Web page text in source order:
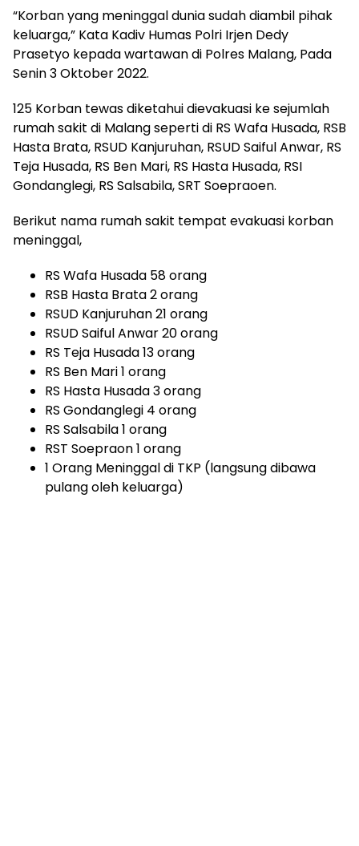
“Korban yang meninggal dunia sudah diambil pihak
keluarga,” Kata Kadiv Humas Polri Irjen Dedy
Prasetyo kepada wartawan di Polres Malang, Pada
Senin 3 Oktober 2022.
125 Korban tewas diketahui dievakuasi ke sejumlah
rumah sakit di Malang seperti di RS Wafa Husada, RSB
Hasta Brata, RSUD Kanjuruhan, RSUD Saiful Anwar, RS
Teja Husada, RS Ben Mari, RS Hasta Husada, RSI
Gondanglegi, RS Salsabila, SRT Soepraoen.
Berikut nama rumah sakit tempat evakuasi korban
meninggal,
RS Wafa Husada 58 orang
RSB Hasta Brata 2 orang
RSUD Kanjuruhan 21 orang
RSUD Saiful Anwar 20 orang
RS Teja Husada 13 orang
RS Ben Mari 1 orang
RS Hasta Husada 3 orang
RS Gondanglegi 4 orang
RS Salsabila 1 orang
RST Soepraon 1 orang
1 Orang Meninggal di TKP (langsung dibawa
pulang oleh keluarga)